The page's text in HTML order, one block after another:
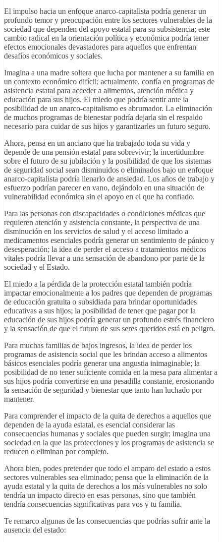
El impulso hacia un enfoque anarco-capitalista podría generar un
profundo temor y preocupación entre los sectores vulnerables de la
sociedad que dependen del apoyo estatal para su subsistencia; este
cambio radical en la orientación política y económica podría tener
efectos emocionales devastadores para aquellos que enfrentan
desafíos económicos y sociales.
Imagina a una madre soltera que lucha por mantener a su familia en
un contexto económico difícil; actualmente, confía en programas de
asistencia estatal para acceder a alimentos, atención médica y
educación para sus hijos. El miedo que podría sentir ante la
posibilidad de un anarco-capitalismo es abrumador. La eliminación
de muchos programas de bienestar podría dejarla sin el respaldo
necesario para cuidar de sus hijos y garantizarles un futuro seguro.
Ahora, pensa en un anciano que ha trabajado toda su vida y
depende de una pensión estatal para sobrevivir; la incertidumbre
sobre el futuro de su jubilación y la posibilidad de que los sistemas
de seguridad social sean disminuidos o eliminados bajo un enfoque
anarco-capitalista podría llenarlo de ansiedad. Los años de trabajo y
esfuerzo podrían parecer en vano, dejándolo en una situación de
vulnerabilidad económica sin el apoyo en el que ha confiado.
Para las personas con discapacidades o condiciones médicas que
requieren atención y asistencia constante, la perspectiva de una
disminución en los servicios de salud y el acceso limitado a
medicamentos esenciales podría generar un sentimiento de pánico y
desesperación; la idea de perder el acceso a tratamientos médicos
vitales podría llevar a una sensación de abandono por parte de la
sociedad y el Estado.
El miedo a la pérdida de la protección estatal también podría
impactar emocionalmente a los padres que dependen de programas
de educación gratuita o subsidiada para brindar oportunidades
educativas a sus hijos; la posibilidad de tener que pagar por la
educación de sus hijos podría generar un profundo estrés financiero
y la sensación de que el futuro de sus seres queridos está en peligro.
Para muchas familias de bajos ingresos, la idea de perder los
programas de asistencia social que les brindan acceso a alimentos
básicos esenciales podría generar una angustia inimaginable; la
posibilidad de no tener suficiente comida en la mesa para alimentar a
sus hijos podría convertirse en una pesadilla constante, erosionando
la sensación de seguridad y bienestar que tanto han luchado por
mantener.
Para comprender el impacto de la quita de derechos a aquellos que
dependen de la ayuda estatal, es esencial considerar las
consecuencias humanas y sociales que pueden surgir; imagina una
sociedad en la que las protecciones y los programas de asistencia se
reducen o eliminan por completo.
Ahora bien, podes pretender que todo el amparo del estado a estos
sectores vulnerables sea eliminado; pensa que la eliminación de la
ayuda estatal y la quita de derechos a los más vulnerables no solo
tendría un impacto directo en esas personas, sino que también
tendría consecuencias significativas para vos y tu familia.
Te remarco algunas de las consecuencias que podrías sufrir ante la
ausencia del estado: